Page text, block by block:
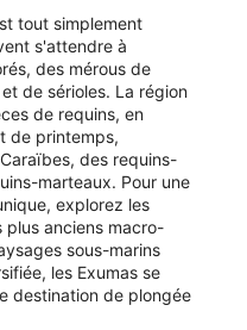
tout simplement
s'attendre à
des mérous de
de sérioles. La région
de requins, en
de printemps,
des requins-
marteaux. Pour une
explorez les
plus anciens macro-
sous-marins
les Exumas se
destination de plongée